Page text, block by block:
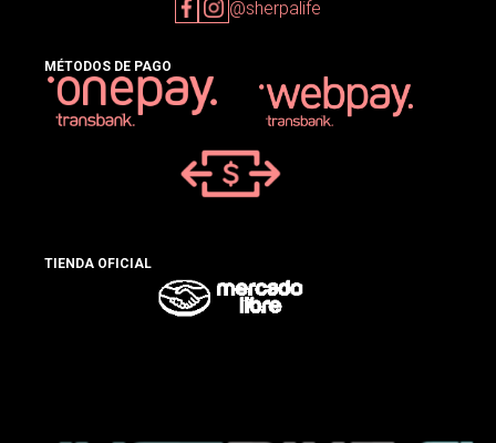
@sherpalife
MÉTODOS DE PAGO
TIENDA OFICIAL